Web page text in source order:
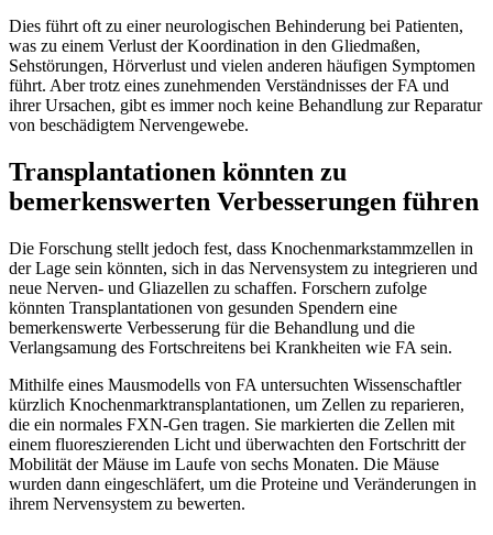
Dies führt oft zu einer neurologischen Behinderung bei Patienten,
was zu einem Verlust der Koordination in den Gliedmaßen,
Sehstörungen, Hörverlust und vielen anderen häufigen Symptomen
führt. Aber trotz eines zunehmenden Verständnisses der FA und
ihrer Ursachen, gibt es immer noch keine Behandlung zur Reparatur
von beschädigtem Nervengewebe.
Transplantationen könnten zu
bemerkenswerten Verbesserungen führen
Die Forschung stellt jedoch fest, dass Knochenmarkstammzellen in
der Lage sein könnten, sich in das Nervensystem zu integrieren und
neue Nerven- und Gliazellen zu schaffen. Forschern zufolge
könnten Transplantationen von gesunden Spendern eine
bemerkenswerte Verbesserung für die Behandlung und die
Verlangsamung des Fortschreitens bei Krankheiten wie FA sein.
Mithilfe eines Mausmodells von FA untersuchten Wissenschaftler
kürzlich Knochenmarktransplantationen, um Zellen zu reparieren,
die ein normales FXN-Gen tragen. Sie markierten die Zellen mit
einem fluoreszierenden Licht und überwachten den Fortschritt der
Mobilität der Mäuse im Laufe von sechs Monaten. Die Mäuse
wurden dann eingeschläfert, um die Proteine und Veränderungen in
ihrem Nervensystem zu bewerten.